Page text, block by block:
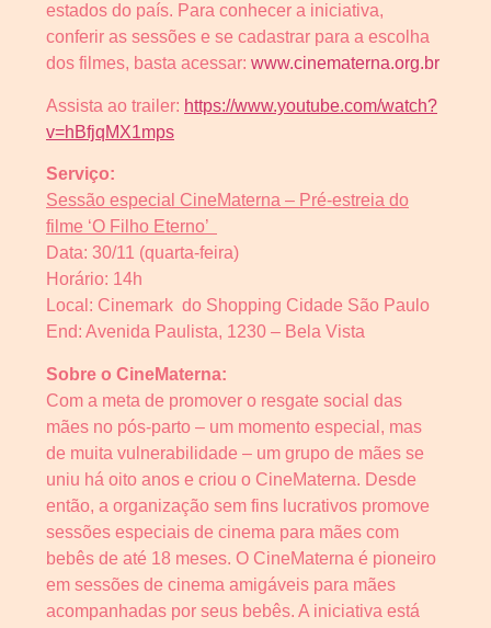
estados do país. Para conhecer a iniciativa,
conferir as sessões e se cadastrar para a escolha
dos filmes, basta acessar: www.cinematerna.org.br
Assista ao trailer: https://www.youtube.com/watch?
v=hBfjqMX1mps
Serviço:
Sessão especial CineMaterna – Pré-estreia do
filme ‘O Filho Eterno’
Data: 30/11 (quarta-feira)
Horário: 14h
Local: Cinemark do Shopping Cidade São Paulo
End: Avenida Paulista, 1230 – Bela Vista
Sobre o CineMaterna:
Com a meta de promover o resgate social das
mães no pós-parto – um momento especial, mas
de muita vulnerabilidade – um grupo de mães se
uniu há oito anos e criou o CineMaterna. Desde
então, a organização sem fins lucrativos promove
sessões especiais de cinema para mães com
bebês de até 18 meses. O CineMaterna é pioneiro
em sessões de cinema amigáveis para mães
acompanhadas por seus bebês. A iniciativa está